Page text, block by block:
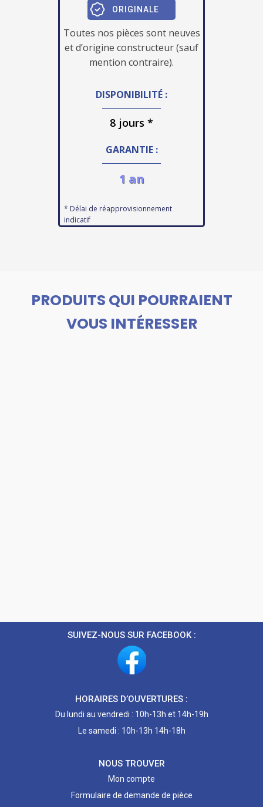
ORIGINALE
Toutes nos pièces sont neuves
et d’origine constructeur (sauf
mention contraire).
DISPONIBILITÉ :
8 jours *
GARANTIE :
1 an
* Délai de réapprovisionnement
indicatif
PRODUITS QUI POURRAIENT
VOUS INTÉRESSER
SUIVEZ-NOUS SUR FACEBOOK :
HORAIRES D’OUVERTURES :
Du lundi au vendredi : 10h-13h et 14h-19h
Le samedi : 10h-13h 14h-18h
NOUS TROUVER
Mon compte
Formulaire de demande de pièce